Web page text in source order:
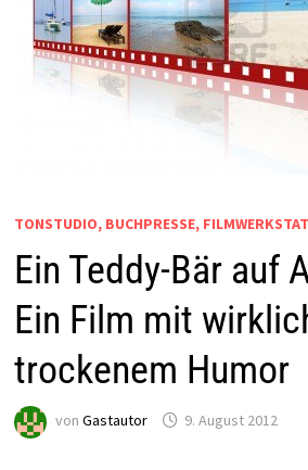
TONSTUDIO, BUCHPRESSE,
Ein Teddy-Bär auf
Ein Film mit
trockenem Humor
von Gastautor 9. August 2012